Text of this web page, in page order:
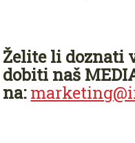
Želite li doznati
dobiti naš
na: